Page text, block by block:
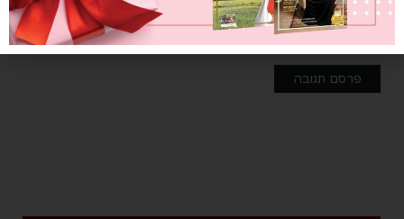
שמור בדפדפן זה את השם, האימייל והאתר שלי לפעם הבאה שאגיב.